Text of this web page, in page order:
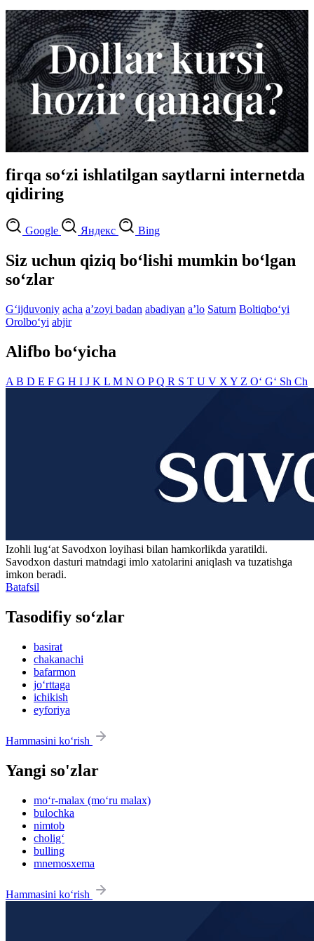
firqa so‘zi ishlatilgan saytlarni internetda
qidiring
Google Яндекс Bing
Siz uchun qiziq bo‘lishi mumkin bo‘lgan
so‘zlar
G‘ijduvoniy acha aʼzoyi badan abadiyan aʼlo Saturn Boltiqbo‘yi
Orolbo‘yi abjir
Alifbo bo‘yicha
A B D E F G H I J K L M N O PQ R S T U V X Y Z O‘ G‘ Sh Ch
Izohli lugʻat Savodxon loyihasi bilan hamkorlikda yaratildi.
Savodxon dasturi matndagi imlo xatolarini aniqlash va tuzatishga
imkon beradi.
Batafsil
Tasodifiy so‘zlar
basirat
chakanachi
bafarmon
jo‘rttaga
ichikish
eyforiya
Hammasini ko‘rish
Yangi so'zlar
mo‘r-malax (mo‘ru malax)
bulochka
nimtob
cholig‘
bulling
mnemosxema
Hammasini ko‘rish